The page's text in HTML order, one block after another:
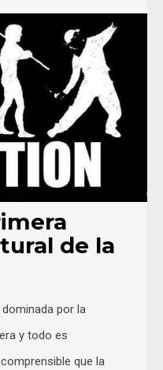
de la
por la
y todo es
que la